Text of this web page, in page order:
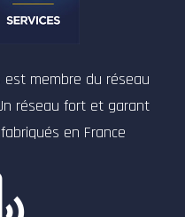
est membre du réseau
réseau fort et garant
en France